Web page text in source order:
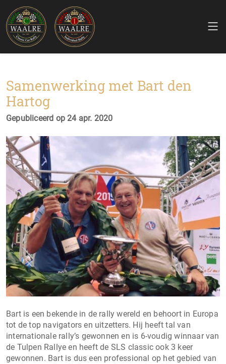
Samenwerking met Bart den
Hartog
Gepubliceerd op 24 apr. 2020
Bart is een bekende in de rally wereld en behoort in Europa
tot de top navigators en uitzetters. Hij heeft tal van
internationale rally’s gewonnen en is 6-voudig winnaar van
de Tulpen Rallye en heeft de SLS classic ook 3 keer
gewonnen. Bart is dus een professional op het gebied van